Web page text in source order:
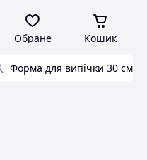
Обране Кошик
Форма для випічки 30 см